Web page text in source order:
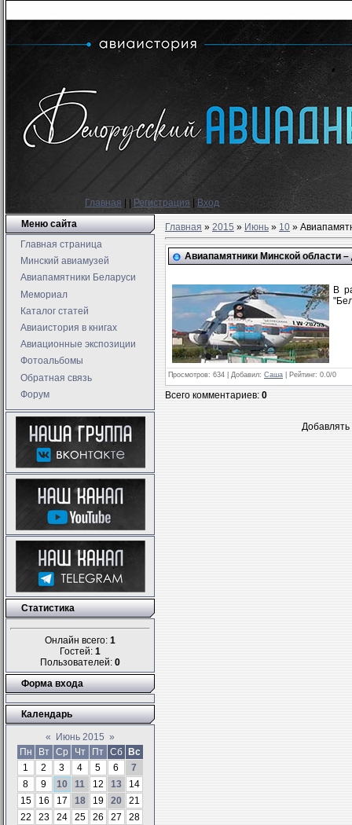
Главная Регистрация
Вход
Меню сайта
Главная страница
Минский авиамузей
Авиапамятники Беларуси
Мемориал
Каталог статей
Авиаистория в книгах
Авиационные экспозиции
Фотоальбомы
Обратная связь
Форум
Статистика
Онлайн всего: 1
Гостей: 1
Пользователей: 0
Форма входа
Календарь
« Июнь 2015 »
Пн
Вт Ср Чт Пт Сб
Вс
1
2 3 4 5 6
7
8
9 10 11 12 13
14
15
16 17 18 19 20
21
22
23 24 25 26 27
28
Главная»2015 » Июнь » 10»
Авиапамятники Минской области
В
Просмотров: 634 | Добавил: Саша Рейтинг: 0.0/0
Всего комментариев:0
Добавлять